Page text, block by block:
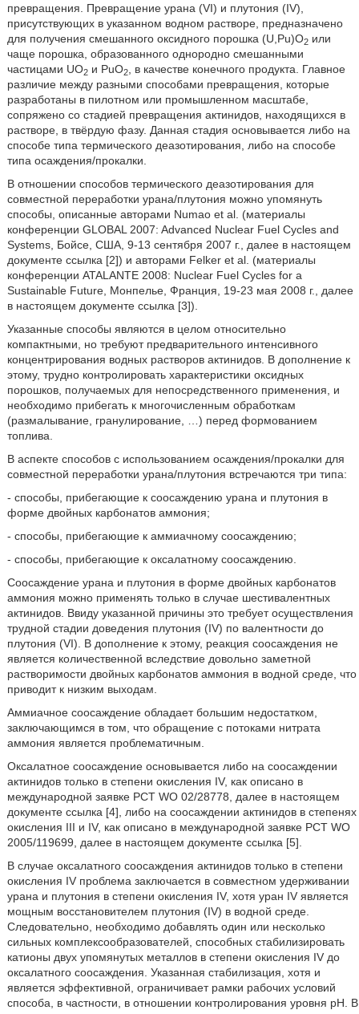
превращения. Превращение урана (VI) и плутония (IV),
присутствующих в указанном водном растворе, предназначено
для получения смешанного оксидного порошка (U,Pu)O2или
чаще порошка, образованного однородно смешанными
частицами UO2и PuO2, в качестве конечного продукта. Главное
различие между разными способами превращения, которые
разработаны в пилотном или промышленном масштабе,
сопряжено со стадией превращения актинидов, находящихся в
растворе, в твёрдую фазу. Данная стадия основывается либо на
способе типа термического деазотирования, либо на способе
типа осаждения/прокалки.
В отношении способов термического деазотирования для
совместной переработки урана/плутония можно упомянуть
способы, описанные авторами Numao et al. (материалы
конференции GLOBAL 2007: Advanced Nuclear Fuel Cycles and
Systems, Бойсе, США, 9-13 сентября 2007 г., далее в настоящем
документе ссылка [2]) и авторами Felker et al. (материалы
конференции ATALANTE 2008: Nuclear Fuel Cycles for a
Sustainable Future, Монпелье, Франция, 19-23 мая 2008 г., далее
в настоящем документе ссылка [3]).
Указанные способы являются в целом относительно
компактными, но требуют предварительного интенсивного
концентрирования водных растворов актинидов. В дополнение к
этому, трудно контролировать характеристики оксидных
порошков, получаемых для непосредственного применения, и
необходимо прибегать к многочисленным обработкам
(размалывание, гранулирование, …) перед формованием
топлива.
В аспекте способов с использованием осаждения/прокалки для
совместной переработки урана/плутония встречаются три типа:
- способы, прибегающие к соосаждению урана и плутония в
форме двойных карбонатов аммония;
- способы, прибегающие к аммиачному соосаждению;
- способы, прибегающие к оксалатному соосаждению.
Соосаждение урана и плутония в форме двойных карбонатов
аммония можно применять только в случае шестивалентных
актинидов. Ввиду указанной причины это требует осуществления
трудной стадии доведения плутония (IV) по валентности до
плутония (VI). В дополнение к этому, реакция соосаждения не
является количественной вследствие довольно заметной
растворимости двойных карбонатов аммония в водной среде, что
приводит к низким выходам.
Аммиачное соосаждение обладает большим недостатком,
заключающимся в том, что обращение с потоками нитрата
аммония является проблематичным.
Оксалатное соосаждение основывается либо на соосаждении
актинидов только в степени окисления IV, как описано в
международной заявке PCT WO 02/28778, далее в настоящем
документе ссылка [4], либо на соосаждении актинидов в степенях
окисления III и IV, как описано в международной заявке PCT WO
2005/119699, далее в настоящем документе ссылка [5].
В случае оксалатного соосаждения актинидов только в степени
окисления IV проблема заключается в совместном удерживании
урана и плутония в степени окисления IV, хотя уран IV является
мощным восстановителем плутония (IV) в водной среде.
Следовательно, необходимо добавлять один или несколько
сильных комплексообразователей, способных стабилизировать
катионы двух упомянутых металлов в степени окисления IV до
оксалатного соосаждения. Указанная стабилизация, хотя и
является эффективной, ограничивает рамки рабочих условий
способа, в частности, в отношении контролирования уровня pH. В